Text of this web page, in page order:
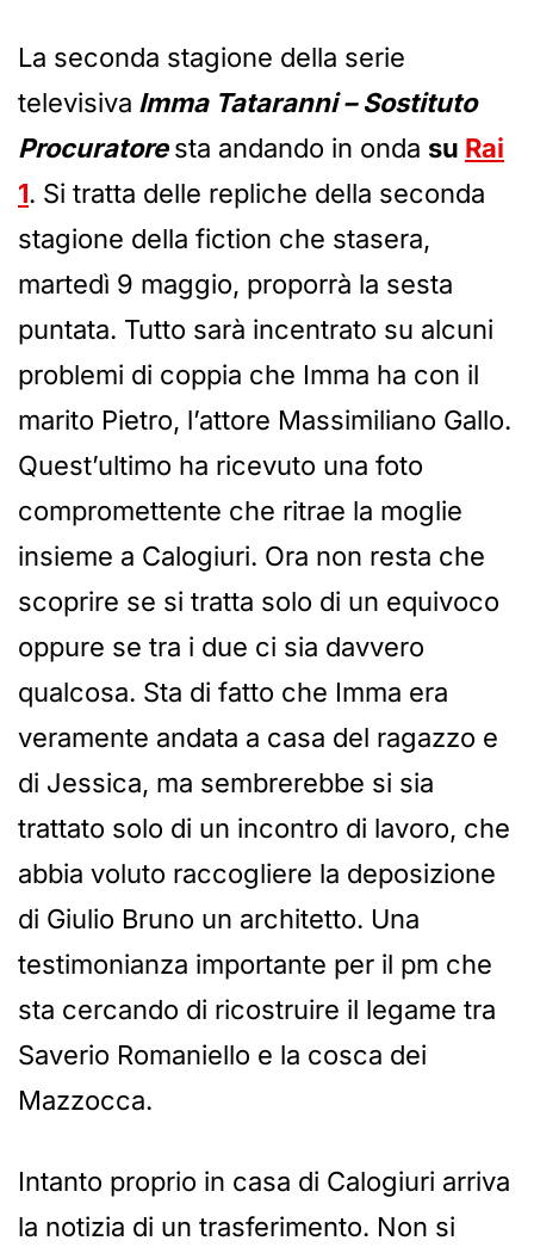
La seconda stagione della serie
televisiva Imma Tataranni – Sostituto
Procuratoresta andando in onda su Rai
1. Si tratta delle repliche della seconda
stagione della fiction che stasera,
martedì 9 maggio, proporrà la sesta
puntata. Tutto sarà incentrato su alcuni
problemi di coppia che Imma ha con il
marito Pietro, l’attore Massimiliano Gallo.
Quest’ultimo ha ricevuto una foto
compromettente che ritrae la moglie
insieme a Calogiuri. Ora non resta che
scoprire se si tratta solo di un equivoco
oppure se tra i due ci sia davvero
qualcosa. Sta di fatto che Imma era
veramente andata a casa del ragazzo e
di Jessica, ma sembrerebbe si sia
trattato solo di un incontro di lavoro, che
abbia voluto raccogliere la deposizione
di Giulio Bruno un architetto. Una
testimonianza importante per il pm che
sta cercando di ricostruire il legame tra
Saverio Romaniello e la cosca dei
Mazzocca.
Intanto proprio in casa di Calogiuri arriva
la notizia di un trasferimento. Non si